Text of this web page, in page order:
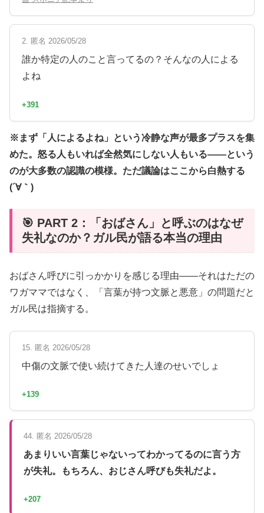
2. 匿名 2026/05/28
誰か特定の人のこと言ってるの？そんなの人による
よね
+391
※まず「人によるよね」という冷静な声が最多プラスを集
めた。怒る人もいれば全然気にしない人もいる——という
のが大多数の認識の模様。ただ議論はここから白熱する
(´∀｀)
🎯 PART 2：「おばさん」と呼ぶのはなぜ
失礼なのか？ガル民が語る本当の理由
おばさん呼びに引っかかりを感じる理由——それはただの
ワガママではなく、「言葉が持つ文脈と悪意」の問題だと
ガル民は指摘する。
15. 匿名 2026/05/28
中傷の文脈で使い続けてきた人達のせいでしょ
+139
44. 匿名 2026/05/28
あまりいい言葉じゃないってわかってるのに言う方
が失礼。もちろん、おじさん呼びも失礼だよ。
+207